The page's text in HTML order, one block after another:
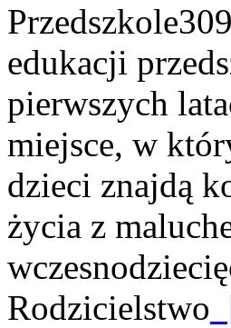
edukacji
pierwszych
miejsce, w
dzieci znajdą
życia z
Rodzicielstwo